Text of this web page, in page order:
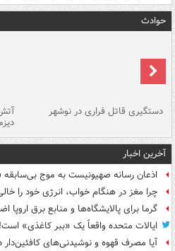
حوادث
دستگیری قاتل فراری در نوشهر
آخرین اخبار
اذعان رسانه صهیونیست به موج بی‌سابقه
چرا مغز در هنگام خواب، انرژی خود را
گرما برای پالایشگاه‌ها و منابع برق اروپا
ایالات متحده واقعاً یک «ببر کاغذی» است!
آیا مصرف قهوه و نوشیدنی‌های کافئین‌دار